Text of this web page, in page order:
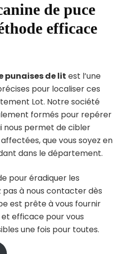
de puce
efficace
punaises de lit est l’une
pour localiser ces
Lot. Notre société
formés pour repérer
nous permet de cibler
que vous soyez en
dans le département.
pour éradiquer les
pas à nous contacter dès
est prête à vous fournir
efficace pour vous
une fois pour toutes.